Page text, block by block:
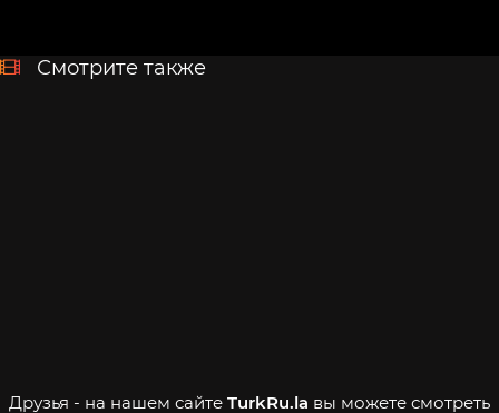
Смотрите также
Друзья - на нашем сайте TurkRu.la вы можете смотреть